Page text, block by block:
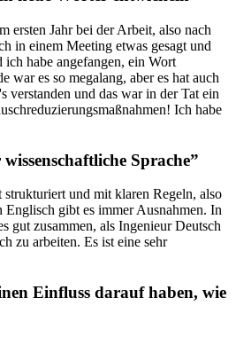
ersten Jahr bei der Arbeit, also nach
in einem Meeting etwas gesagt und
habe angefangen, ein Wort
war es so megalang, aber es hat auch
verstanden und das war in der Tat ein
Ich habe
Sprache”
strukturiert und mit klaren Regeln, also
gibt es immer Ausnahmen. In
gut zusammen, als Ingenieur Deutsch
zu arbeiten. Es ist eine sehr
Einfluss darauf haben, wie